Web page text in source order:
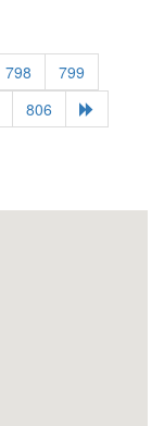
798
799
806